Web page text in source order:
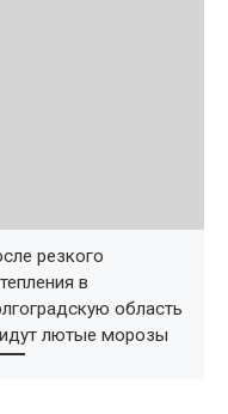
резкого
в
область
лютые морозы